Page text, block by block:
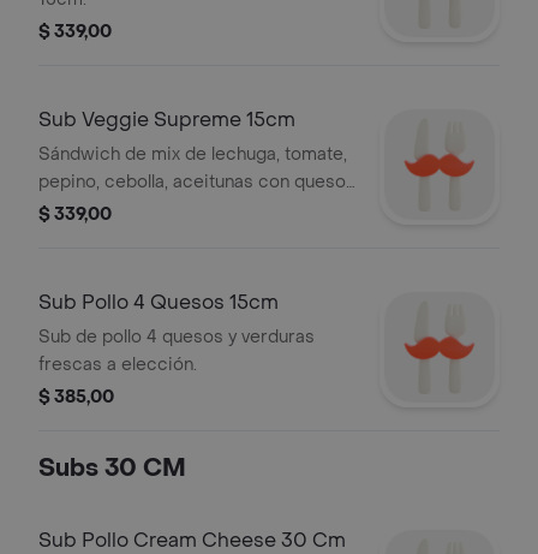
$ 339,00
Sub Veggie Supreme 15cm
Sándwich de mix de lechuga, tomate,
pepino, cebolla, aceitunas con queso,
vegetales, salsas a elección
$ 339,00
Sub Pollo 4 Quesos 15cm
Sub de pollo 4 quesos y verduras
frescas a elección.
$ 385,00
Subs 30 CM
Sub Pollo Cream Cheese 30 Cm